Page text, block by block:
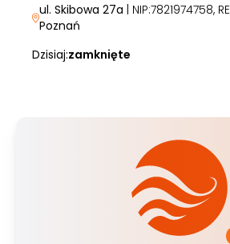
ul. Skibowa 27a | NIP:7821974758,
Poznań
Dzisiaj:zamknięte